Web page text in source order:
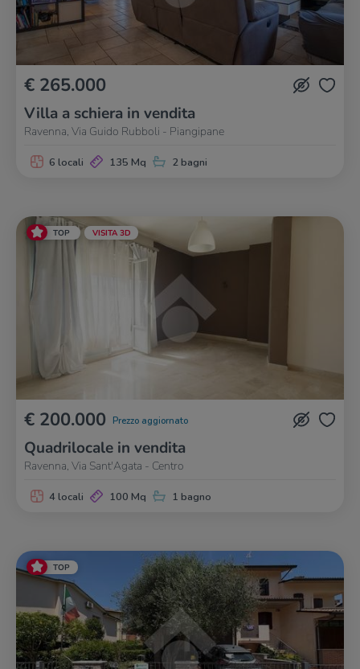
€ 265.000
Villa a schiera in vendita
Ravenna, Via Guido Rubboli - Piangipane
6 locali 135 Mq 2 bagni
TOP VISITA 3D
€ 200.000 Prezzo aggiornato
Quadrilocale in vendita
Ravenna, Via Sant'Agata - Centro
4 locali 100 Mq 1 bagno
TOP